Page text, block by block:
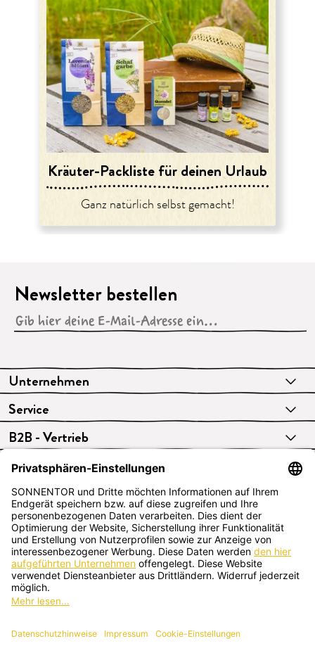
Kräuter-Packliste für deinen Urlaub
Ganz natürlich selbst gemacht!
Unternehmen
Service
B2B - Vertrieb
Newsletter bestellen
Deutsch
SONNENTOR Kräuterhandels GMBH
Sprögnitz 10, 3913 Sprögnitz, Österreich